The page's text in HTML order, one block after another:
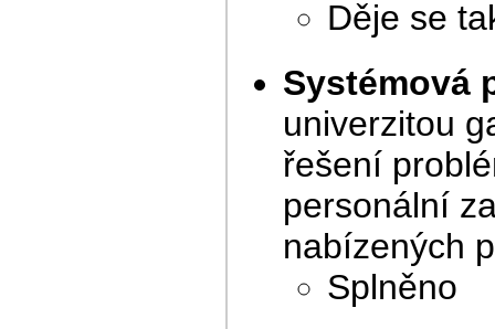
Děje se
Systémová
univerzitou
řešení
personální
nabízených
Splněno